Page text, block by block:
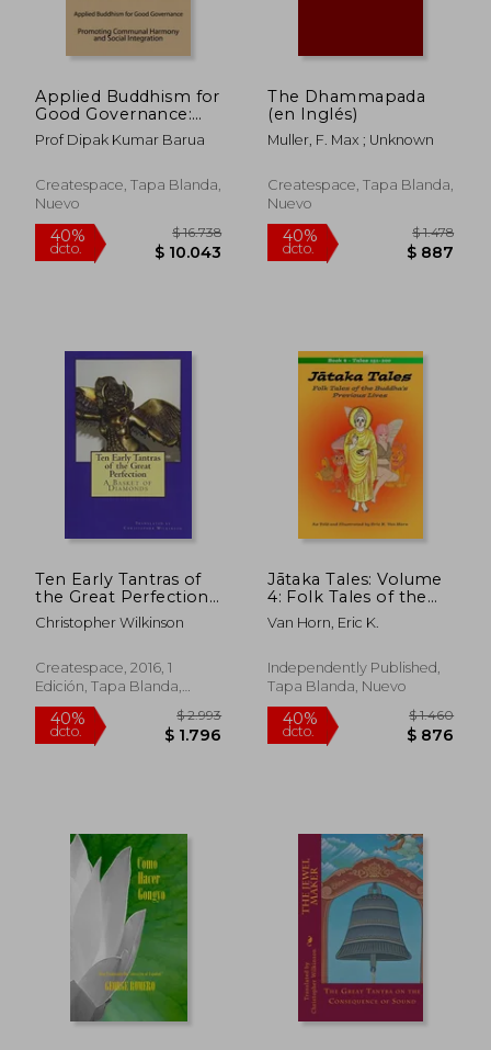
dcto. $ 867 $
Applied Buddhism for
Good Governance:
Promoting
Communal Harmony
(Volume 5)
Prof Dipak Kumar Barua
Createspace, Tapa Blanda,
Nuevo
40%
dcto. $ 10.043
The Dhammapada
(en Inglés)
Muller, F. Max ; Unknown
Createspace, Tapa Blanda,
Nuevo
dcto. $
Ten Early Tantras of
the Great Perfection:
A Basket of
Diamonds (en Inglés)
Christopher Wilkinson
Createspace, 2016, 1
Edición, Tapa Blanda,
Nuevo
Jātaka Tales: Volume
4: Folk Tales of the
Buddha's Previous
Lives (en Inglés)
Van Horn, Eric K.
Independently Published,
Tapa Blanda, Nuevo